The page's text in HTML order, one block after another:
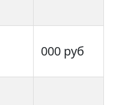
000 руб